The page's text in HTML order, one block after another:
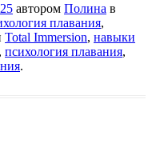
автором Полина в
плавания,
Total Immersion, навыки
, психология плавания,
.